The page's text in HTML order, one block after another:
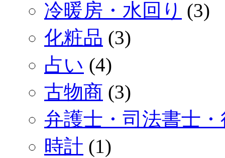
冷暖房・水回り (3)
化粧品 (3)
占い (4)
古物商 (3)
弁護士・司法書士
時計 (1)